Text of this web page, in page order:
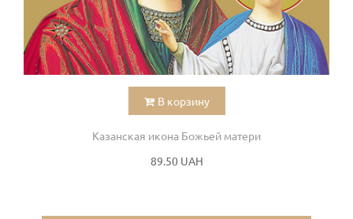
В корзину
Казанская икона Божьей матери
89.50 UAH